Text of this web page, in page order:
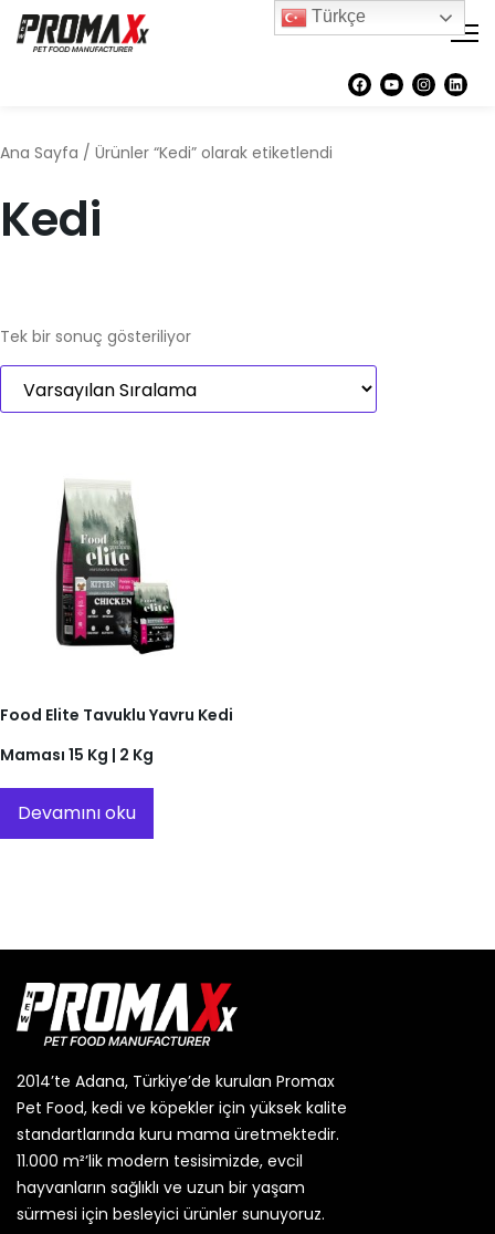
Ana Sayfa / Ürünler “Kedi” olarak etiketlendi
Kedi
Tek bir sonuç gösteriliyor
Food Elite Tavuklu Yavru Kedi
Maması 15 Kg | 2 Kg
Devamını oku
2014’te Adana, Türkiye’de kurulan Promax
Pet Food, kedi ve köpekler için yüksek kalite
standartlarında kuru mama üretmektedir.
11.000 m²’lik modern tesisimizde, evcil
hayvanların sağlıklı ve uzun bir yaşam
sürmesi için besleyici ürünler sunuyoruz.
Türkçe